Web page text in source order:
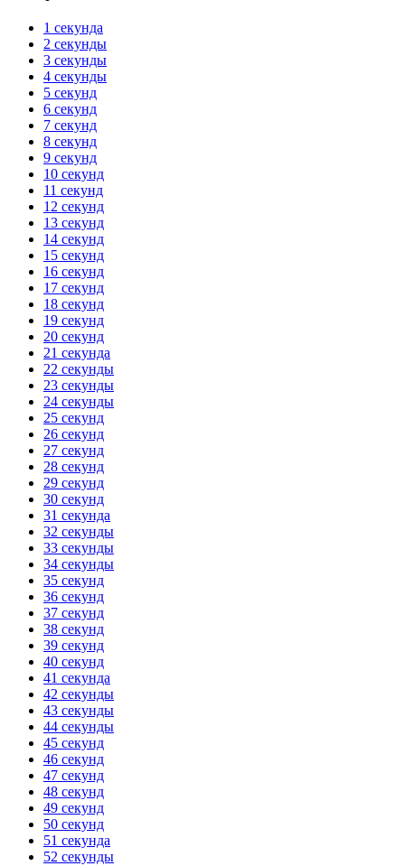
1 секунда
2 секунды
3 секунды
4 секунды
5 секунд
6 секунд
7 секунд
8 секунд
9 секунд
10 секунд
11 секунд
12 секунд
13 секунд
14 секунд
15 секунд
16 секунд
17 секунд
18 секунд
19 секунд
20 секунд
21 секунда
22 секунды
23 секунды
24 секунды
25 секунд
26 секунд
27 секунд
28 секунд
29 секунд
30 секунд
31 секунда
32 секунды
33 секунды
34 секунды
35 секунд
36 секунд
37 секунд
38 секунд
39 секунд
40 секунд
41 секунда
42 секунды
43 секунды
44 секунды
45 секунд
46 секунд
47 секунд
48 секунд
49 секунд
50 секунд
51 секунда
52 секунды